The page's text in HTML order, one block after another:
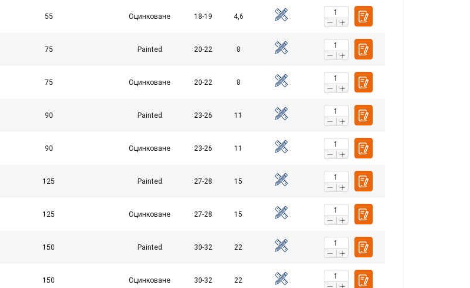
55 Оцинковане 18-19 4,6
75 Painted 20-22 8
75 Оцинковане 20-22 8
90 Painted 23-26 11
90 Оцинковане 23-26 11
125 Painted 27-28 15
125 Оцинковане 27-28 15
150 Painted 30-32 22
150 Оцинковане 30-32 22